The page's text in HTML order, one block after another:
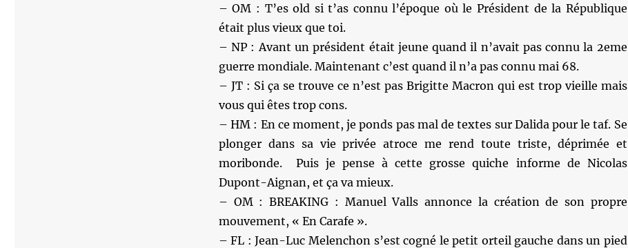
– OM : T’es old si t’as connu l’époque où le Président de la République
était plus vieux que toi.
– NP : Avant un président était jeune quand il n’avait pas connu la 2eme
guerre mondiale. Maintenant c’est quand il n’a pas connu mai 68.
– JT : Si ça se trouve ce n’est pas Brigitte Macron qui est trop vieille mais
vous qui êtes trop cons.
– HM : En ce moment, je ponds pas mal de textes sur Dalida pour le taf. Se
plonger dans sa vie privée atroce me rend toute triste, déprimée et
moribonde. Puis je pense à cette grosse quiche informe de Nicolas
Dupont-Aignan, et ça va mieux.
– OM : BREAKING : Manuel Valls annonce la création de son propre
mouvement, « En Carafe ».
– FL : Jean-Luc Melenchon s’est cogné le petit orteil gauche dans un pied